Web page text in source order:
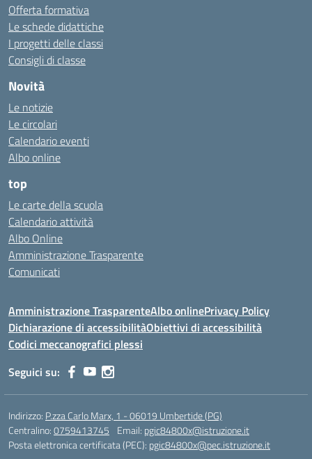
Offerta formativa
Le schede didattiche
I progetti delle classi
Consigli di classe
Novità
Le notizie
Le circolari
Calendario eventi
Albo online
top
Le carte della scuola
Calendario attività
Albo Online
Amministrazione Trasparente
Comunicati
Amministrazione TrasparenteAlbo onlinePrivacy Policy
Dichiarazione di accessibilitàObiettivi di accessibilità
Codici meccanografici plessi
Seguici su:
Indirizzo: P.zza Carlo Marx, 1 - 06019 Umbertide (PG)
Centralino:0759413745 Email: pgic84800x@istruzione.it
Posta elettronica certificata (PEC): pgic84800x@pec.istruzione.it